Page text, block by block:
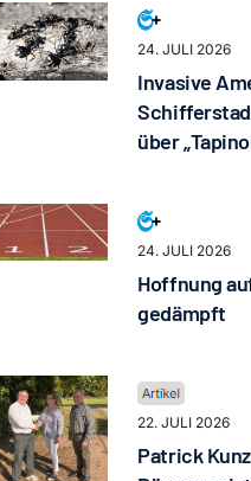
24. JULI 2026
Invasive
über
24. JULI 2026
Hoffnung
gedämpft
22. JULI 2026
Patrick